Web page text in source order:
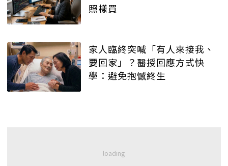
照樣買
家人臨終突喊「有人來接我、
要回家」？醫授回應方式快
學：避免抱憾終生